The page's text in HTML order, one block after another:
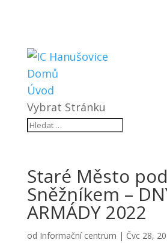
Domů
Úvod
Vybrat Stránku
Staré Město pod
Sněžníkem –
ARMÁDY 2022
od Informační centrum | Čvc 28,